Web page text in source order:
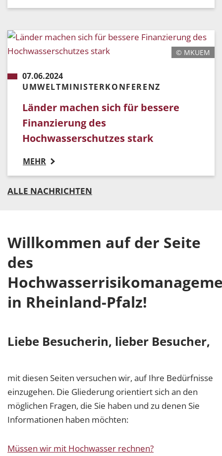
ALLE NACHRICHTEN
© MKUEM
07.06.2024
UMWELTMINISTERKONFERENZ
Länder machen sich für bessere
Finanzierung des
Hochwasserschutzes stark
MEHR
Willkommen auf der Seite
des
in Rheinland-Pfalz!
Liebe Besucherin, lieber Besucher,
mit diesen Seiten versuchen wir, auf Ihre Bedürfnisse
einzugehen. Die Gliederung orientiert sich an den
möglichen Fragen, die Sie haben und zu denen Sie
Informationen haben möchten:
Müssen wir mit Hochwasser rechnen?